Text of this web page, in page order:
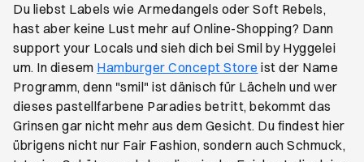
Du liebst Labels wie Armedangels oder Soft Rebels,
hast aber keine Lust mehr auf Online-Shopping? Dann
support your Locals und sieh dich bei Smil by Hyggelei
um. In diesem Hamburger Concept Store ist der Name
Programm, denn "smil" ist dänisch für Lächeln und wer
dieses pastellfarbene Paradies betritt, bekommt das
Grinsen gar nicht mehr aus dem Gesicht. Du findest hier
übrigens nicht nur Fair Fashion, sondern auch Schmuck,